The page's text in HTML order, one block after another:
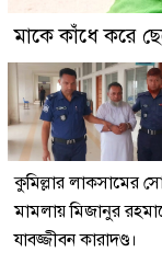
মাকে কাঁধে করে
কুমিল্লার লাকসামের
মামলায় মিজানুর
যাবজ্জীবন কারাদণ্ড।